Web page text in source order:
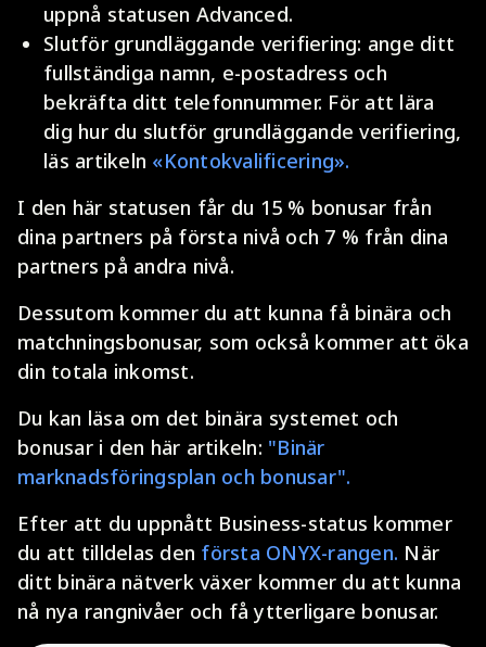
uppnå statusen Advanced.
Slutför grundläggande verifiering: ange ditt
fullständiga namn, e-postadress och
bekräfta ditt telefonnummer. För att lära
dig hur du slutför grundläggande verifiering,
läs artikeln «Kontokvalificering».
I den här statusen får du 15 % bonusar från
dina partners på första nivå och 7 % från dina
partners på andra nivå.
Dessutom kommer du att kunna få binära och
matchningsbonusar, som också kommer att öka
din totala inkomst.
Du kan läsa om det binära systemet och
bonusar i den här artikeln: "Binär
marknadsföringsplan och bonusar".
Efter att du uppnått Business-status kommer
du att tilldelas den första ONYX-rangen. När
ditt binära nätverk växer kommer du att kunna
nå nya rangnivåer och få ytterligare bonusar.